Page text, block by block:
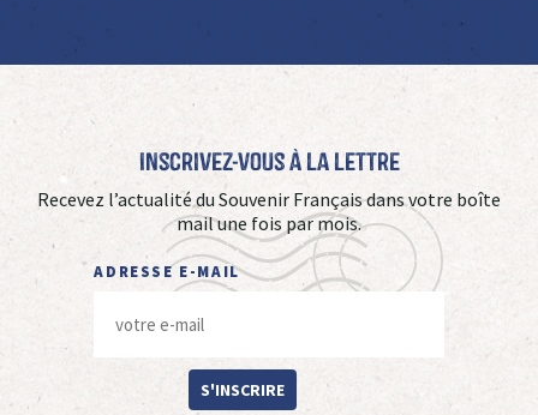
Inscrivez-vous à La Lettre
Recevez l’actualité du Souvenir Français dans votre boîte
mail une fois par mois.
ADRESSE E-MAIL
S'INSCRIRE